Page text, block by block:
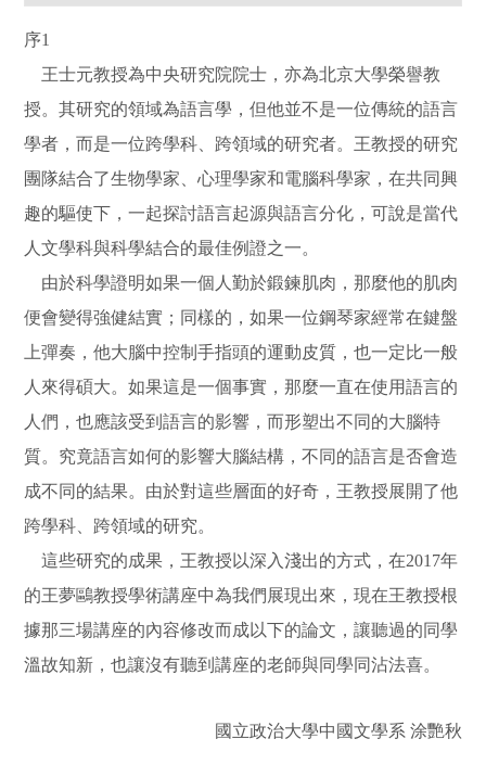
序1
王士元教授為中央研究院院士，亦為北京大學榮譽教
授。其研究的領域為語言學，但他並不是一位傳統的語言
學者，而是一位跨學科、跨領域的研究者。王教授的研究
團隊結合了生物學家、心理學家和電腦科學家，在共同興
趣的驅使下，一起探討語言起源與語言分化，可說是當代
人文學科與科學結合的最佳例證之一。
由於科學證明如果一個人勤於鍛鍊肌肉，那麼他的肌肉
便會變得強健結實；同樣的，如果一位鋼琴家經常在鍵盤
上彈奏，他大腦中控制手指頭的運動皮質，也一定比一般
人來得碩大。如果這是一個事實，那麼一直在使用語言的
人們，也應該受到語言的影響，而形塑出不同的大腦特
質。究竟語言如何的影響大腦結構，不同的語言是否會造
成不同的結果。由於對這些層面的好奇，王教授展開了他
跨學科、跨領域的研究。
這些研究的成果，王教授以深入淺出的方式，在2017年
的王夢鷗教授學術講座中為我們展現出來，現在王教授根
據那三場講座的內容修改而成以下的論文，讓聽過的同學
溫故知新，也讓沒有聽到講座的老師與同學同沾法喜。
國立政治大學中國文學系 涂艷秋